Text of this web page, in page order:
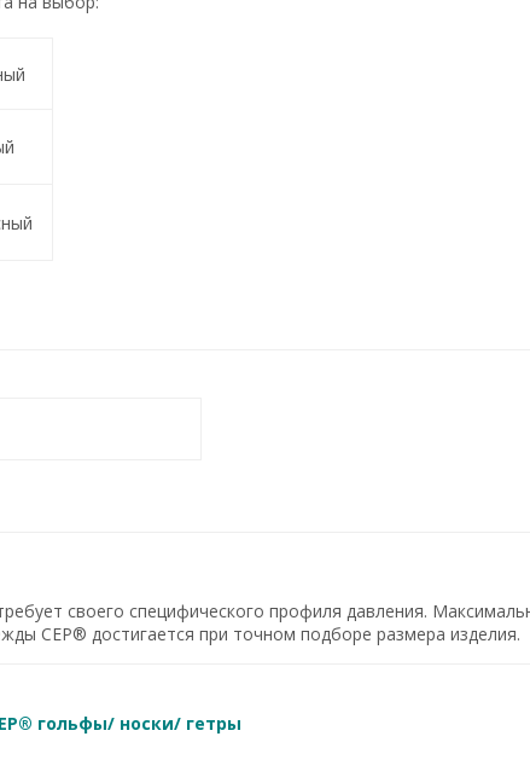
своего специфического профиля давления.
CEP® достигается при точном подборе размера изделия.
гольфы/ носки/ гетры